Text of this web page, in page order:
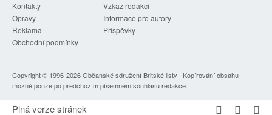
Kontakty
Vzkaz redakci
Opravy
Informace pro autory
Reklama
Příspěvky
Obchodní podmínky
Copyright © 1996-2026Občanské sdružení Britské listy | Kopírování obsahu
možné pouze po předchozím písemném souhlasu redakce.
Plná verze stránek